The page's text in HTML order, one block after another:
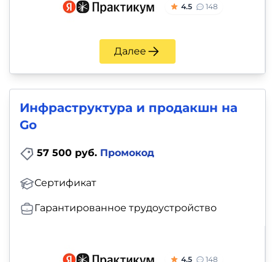
4.5 148
Далее
Инфраструктура и продакшн на
Go
57 500 руб. Промокод
Сертификат
Гарантированное трудоустройство
4.5 148